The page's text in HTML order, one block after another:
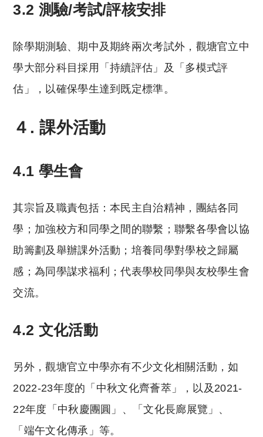
3.2 測驗/考試/評核安排
除學期測驗、期中及期終兩次考試外，觀塘官立中
學大部分科目採用「持續評估」及「多模式評
估」，以確保學生達到既定標準。
４. 課外活動
4.1 學生會
其宗旨及職責包括：本民主自治精神，團結各同
學；加強校方和同學之間的聯繫；聯繫各學會以協
助籌劃及舉辦課外活動；培養同學對學校之歸屬
感；為同學謀求福利；代表學校同學與友校學生會
交流。
4.2 文化活動
另外，觀塘官立中學亦有不少文化相關活動，如
2022-23年度的「中秋文化齊薈萃」，以及2021-
22年度「中秋慶團圓」、「文化長廊展覽」、
「端午文化傳承」等。